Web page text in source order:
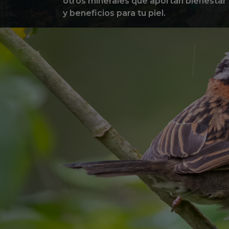
y beneficios para tu piel.